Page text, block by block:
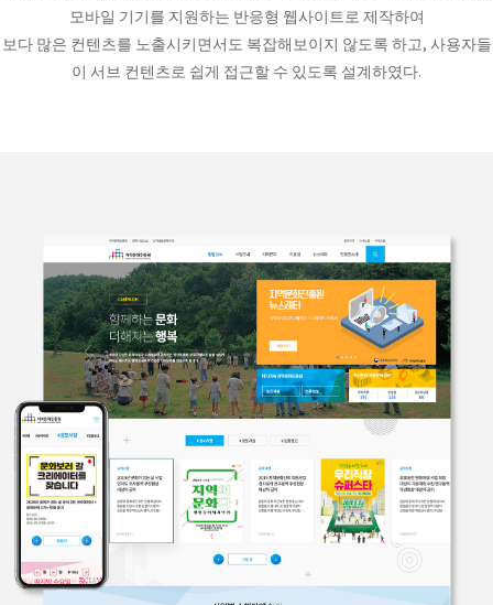
모바일 기기를 지원하는 반응형 웹사이트로 제작하여
보다 많은 컨텐츠를 노출시키면서도 복잡해보이지 않도록 하고, 사용자들
이 서브 컨텐츠로 쉽게 접근할 수 있도록 설계하였다.